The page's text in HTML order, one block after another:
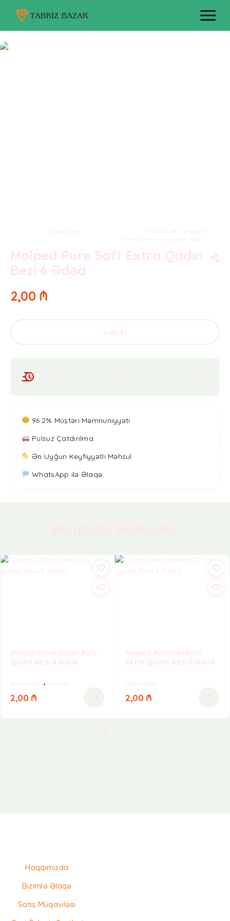
Qadın Bezi 6 Ədəd bez Molped
Pure Soft Extra
Qadın Bezi
Molped Pure Soft Extra Qadın
Bezi 6 Ədəd
2,00 ₼
İndi Al
96.2% Müştəri Məmnuniyyəti
Pulsuz Çatdırılma
Ən Uyğun Keyfiyyətli Məhsul
WhatsApp ilə Əlaqə
Always Ultra Super Puls
Qadın Bezi 8 Ədəd
Qadın Bezi Always
2,00 ₼
Molped Antibakterial
Extra Qadın Bezi 6 Ədəd
Qadın Bezi
2,00 ₼
Haqqımızda
Bizimlə Əlaqə
Satış Müqaviləsi